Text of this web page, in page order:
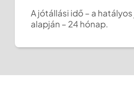
A jótállási idő – a
alapján – 24 hónap.